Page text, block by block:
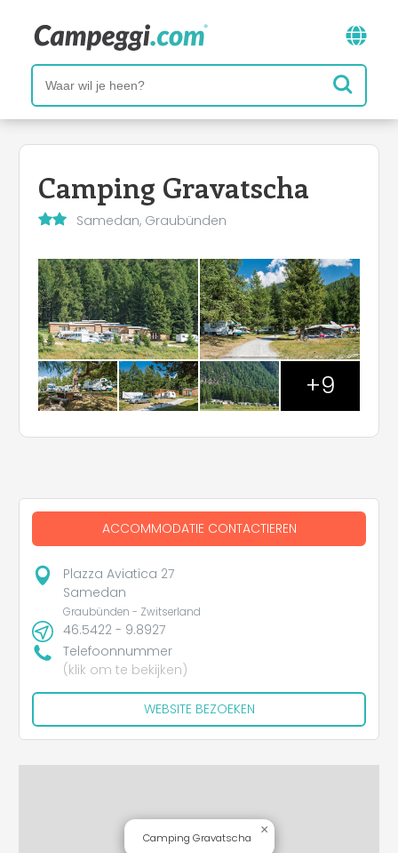
Camping Gravatscha
Samedan, Graubünden
+9
ACCOMMODATIE CONTACTIEREN
Plazza Aviatica 27
Samedan
Graubünden - Zwitserland
46.5422 - 9.8927
Telefoonnummer
(klik om te bekijken)
WEBSITE BEZOEKEN
Camping Gravatscha
×